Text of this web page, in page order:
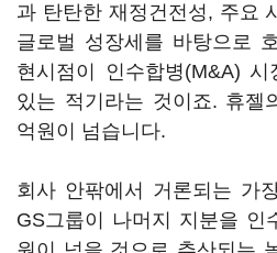
과 탄탄한 재정건전성, 주요
글로벌 성장세를 바탕으로
현시점이 인수합병(M&A)
있는 적기라는 것이죠. 휴젤
억원이 넘습니다.
회사 안팎에서 거론되는 가
GS그룹이 나머지 지분을 인